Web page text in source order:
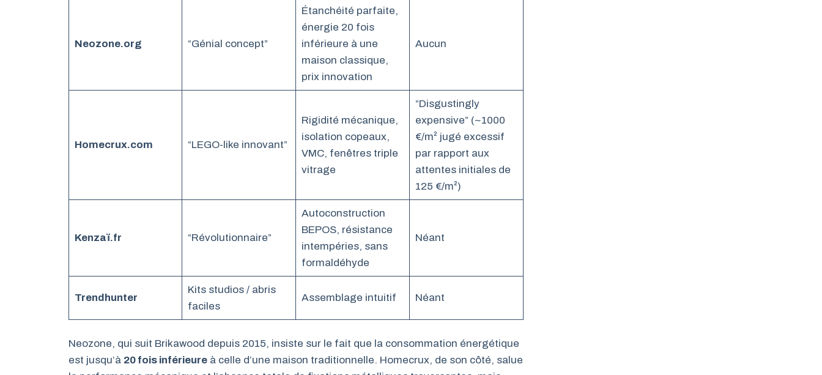
Neozone.org “Génial concept”
Étanchéité parfaite,
énergie 20 fois
inférieure à une
maison classique,
prix innovation
Aucun
Homecrux.com “LEGO-like innovant”
Rigidité mécanique,
isolation copeaux,
VMC, fenêtres triple
vitrage
“Disgustingly
expensive” (~1000
€/m² jugé excessif
par rapport aux
attentes initiales de
125 €/m²)
Kenzaï.fr “Révolutionnaire”
Autoconstruction
BEPOS, résistance
intempéries, sans
formaldéhyde
Néant
Trendhunter
Kits studios / abris
faciles
Assemblage intuitif Néant
Neozone, qui suit Brikawood depuis 2015, insiste sur le fait que la consommation énergétique
est jusqu’à 20 fois inférieure à celle d’une maison traditionnelle. Homecrux, de son côté, salue